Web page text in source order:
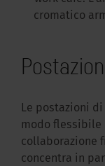
cromatico
Le postazioni
modo flessibile
collaborazione
concentra in